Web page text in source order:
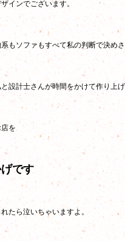
インでございます。
もソファもすべて私の判断で決めさ
設計士さんが時間をかけて作り上げ
を
です
たら泣いちゃいますよ。